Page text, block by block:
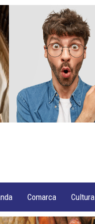
Comarca Cultura